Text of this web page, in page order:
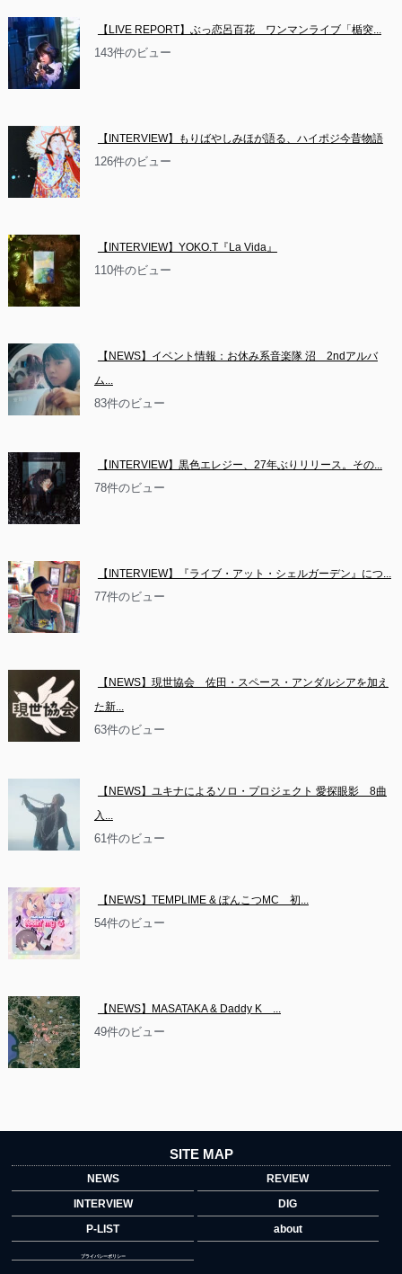
【LIVE REPORT】ぶっ恋呂百花　ワンマンライブ「楯突...
143件のビュー
【INTERVIEW】もりばやしみほが語る、ハイポジ今昔物語
126件のビュー
【INTERVIEW】YOKO.T『La Vida』
110件のビュー
【NEWS】イベント情報：お休み系音楽隊 沼　2ndアルバ
ム...
83件のビュー
【INTERVIEW】黒色エレジー、27年ぶりリリース。その...
78件のビュー
【INTERVIEW】『ライブ・アット・シェルガーデン』につ...
77件のビュー
【NEWS】現世協会　佐田・スペース・アンダルシアを加え
た新...
63件のビュー
【NEWS】ユキナによるソロ・プロジェクト 愛探眼影　8曲
入...
61件のビュー
【NEWS】TEMPLIME & ぽんこつMC　初...
54件のビュー
【NEWS】MASATAKA & Daddy K　...
49件のビュー
SITE MAP
NEWS
REVIEW
INTERVIEW
DIG
P-LIST
about
プライバシーポリシー